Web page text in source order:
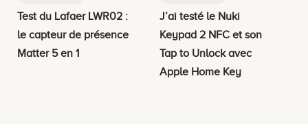
Test du Lafaer LWR02 :
le capteur de présence
Matter 5 en 1
J’ai testé le Nuki
Keypad 2 NFC et son
Tap to Unlock avec
Apple Home Key